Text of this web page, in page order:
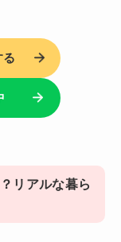
る
リアルな暮ら